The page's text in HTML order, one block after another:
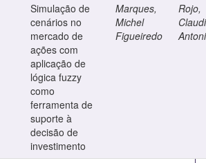
Simulação de
cenários no
mercado de
ações com
aplicação de
lógica fuzzy
como
ferramenta de
suporte à
decisão de
investimento
Marques,
Michel
Figueiredo
Rojo,